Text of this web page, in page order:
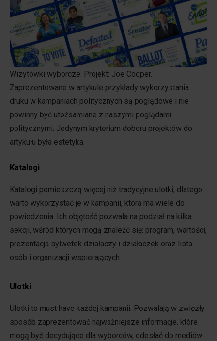
Wizytówki wyborcze. Projekt: Joe Cooper.
Zaprezentowane w artykule przykłady wykorzystania
druku w kampaniach politycznych są poglądowe i nie
powinny być utożsamiane z naszymi poglądami
politycznymi. Jedynym kryterium doboru projektów do
artykułu była estetyka.
Katalogi
Katalogi pomieszczą więcej niż tradycyjne ulotki, dlatego
warto wykorzystać je w kampanii, która ma wiele do
powiedzenia. Ich objętość pozwala na podział na kilka
sekcji, wśród których mogą znaleźć się: program, wartości,
prezentacja sylwetek działaczy i działaczek oraz lista
osób i organizacji wspierających.
Ulotki
Ulotki to must have każdej kampanii. Pozwalają w zwięzły
sposób zaprezentować najważniejsze informacje, które
mogą być decydujące dla wyborców, odesłać do mediów